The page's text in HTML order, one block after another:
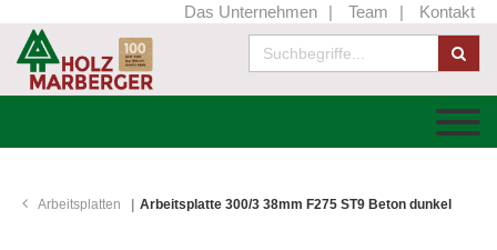
Das Unternehmen Team Kontakt
Arbeitsplatten Arbeitsplatte 300/3 38mm F275 ST9 Beton dunkel